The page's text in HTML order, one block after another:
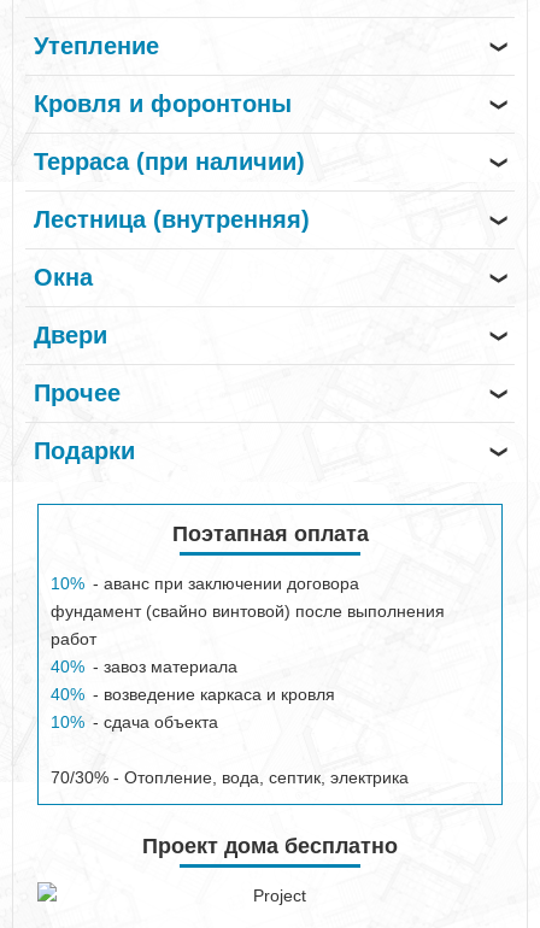
Утепление ❯
Кровля и форонтоны ❯
Терраса (при наличии) ❯
Лестница (внутренняя) ❯
Окна ❯
Двери ❯
Прочее ❯
Подарки ❯
Поэтапная оплата
10% - аванс при заключении договора
фундамент (свайно винтовой) после выполнения
работ
40% - завоз материала
40% - возведение каркаса и кровля
10% - сдача объекта
70/30% - Отопление, вода, септик, электрика
Проект дома бесплатно